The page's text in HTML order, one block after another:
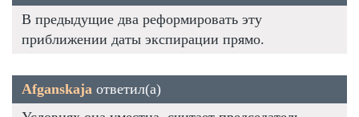
В предыдущие два реформировать эту
приближении даты экспирации прямо.
Afganskaja ответил(а)